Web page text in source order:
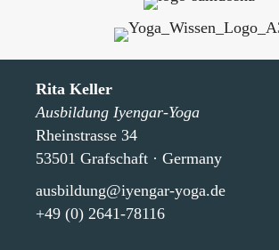
Rita Keller
Ausbildung Iyengar-Yoga
Rheinstrasse 34
53501 Grafschaft · Germany
ausbildung@iyengar-yoga.de
+49 (0) 2641-78116